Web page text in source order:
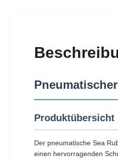
Produktübersicht
Der pneumatische Sea
einen hervorragenden